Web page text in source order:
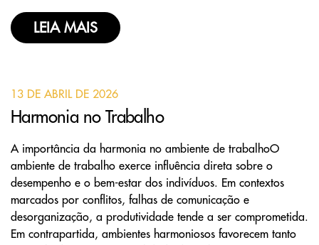
LEIA MAIS
13 DE ABRIL DE 2026
Harmonia no Trabalho
A importância da harmonia no ambiente de trabalhoO
ambiente de trabalho exerce influência direta sobre o
desempenho e o bem-estar dos indivíduos. Em contextos
marcados por conflitos, falhas de comunicação e
desorganização, a produtividade tende a ser comprometida.
Em contrapartida, ambientes harmoniosos favorecem tanto